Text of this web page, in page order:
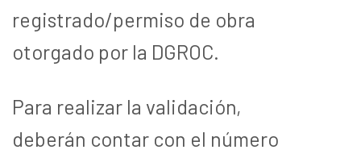
registrado/permiso de obra
otorgado por la DGROC.
Para realizar la validación,
deberán contar con el número